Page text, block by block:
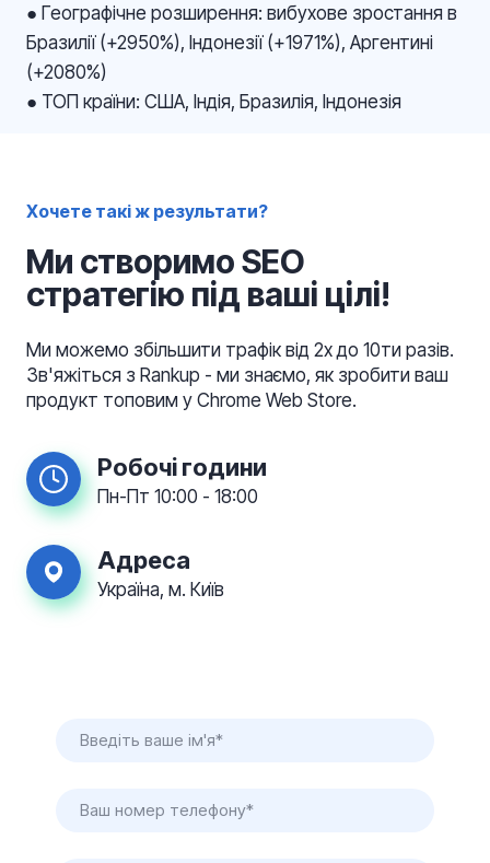
● Географічне розширення: вибухове зростання в
Бразилії (+2950%), Індонезії (+1971%), Аргентині
(+2080%)
● ТОП країни: США, Індія, Бразилія, Індонезія
Хочете такі ж результати?
Ми створимо SEO
стратегію під ваші цілі!
Ми можемо збільшити трафік від 2х до 10ти разів.
Зв'яжіться з Rankup - ми знаємо, як зробити ваш
продукт топовим у Chrome Web Store.
Робочі години
Пн-Пт 10:00 - 18:00
Адреса
Україна, м. Київ